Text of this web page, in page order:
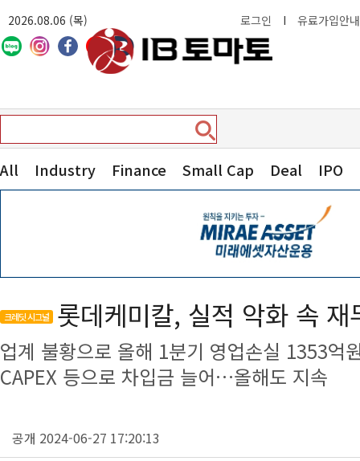
2026.08.06 (목) 로그인 I 유료가입안내
All Industry Finance Small Cap Deal IPO
크레딧 시그널 롯데케미칼, 실적 악화 속
업계 불황으로 올해 1분기 영업손실 1353억
CAPEX 등으로 차입금 늘어…올해도 지속
공개 2024-06-27 17:20:13